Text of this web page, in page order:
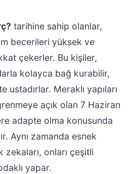
tarihine sahip olanlar,
becerileri yüksek ve
çekerler. Bu kişiler,
kolayca bağ kurabilir,
Meraklı yapıları
açık olan 7 Haziran
adapte olma konusunda
Aynı zamanda esnek
onları çeşitli
yapar.